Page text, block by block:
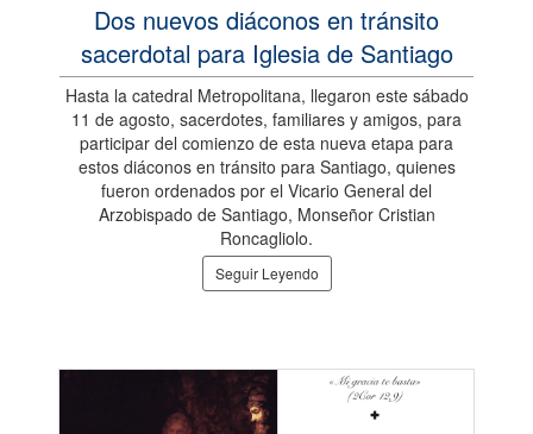
Dos nuevos diáconos en tránsito
sacerdotal para Iglesia de Santiago
Hasta la catedral Metropolitana, llegaron este sábado
11 de agosto, sacerdotes, familiares y amigos, para
participar del comienzo de esta nueva etapa para
estos diáconos en tránsito para Santiago, quienes
fueron ordenados por el Vicario General del
Arzobispado de Santiago, Monseñor Cristian
Roncagliolo.
Seguir Leyendo